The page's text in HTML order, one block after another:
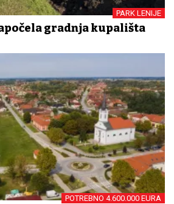
PARK LENIJE
gradnja kupališta
POTREBNO 4.600.000 EURA